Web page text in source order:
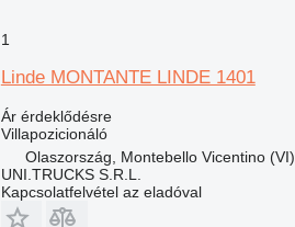
1
Linde MONTANTE LINDE 1401
Ár érdeklődésre
Villapozicionáló
Olaszország, Montebello Vicentino (VI)
UNI.TRUCKS S.R.L.
Kapcsolatfelvétel az eladóval